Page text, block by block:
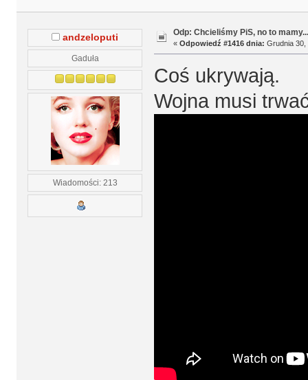
andzeloputi
Gaduła
Wiadomości: 213
Odp: Chcieliśmy PiS, no to
« Odpowiedź #1416 dnia: Grudnia 30,
Coś ukrywają.
Wojna musi